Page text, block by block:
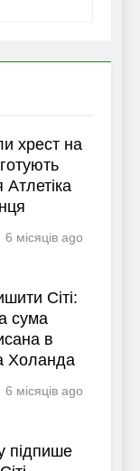
хрест на
6 місяців ago
Сіті:
сума
в
Холанда
6 місяців ago
підпише